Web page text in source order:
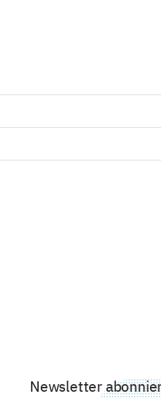
Newsletter